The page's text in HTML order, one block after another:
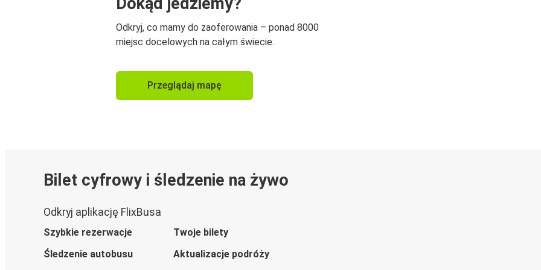
Odkryj, co mamy do zaoferowania – ponad 8000
miejsc docelowych na całym świecie.
Przeglądaj mapę
Bilet cyfrowy i śledzenie na żywo
Odkryj aplikację FlixBusa
Szybkie rezerwacje
Twoje bilety
Śledzenie autobusu
Aktualizacje podróży